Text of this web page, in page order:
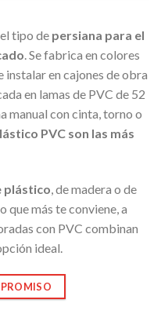
tipo de persiana para el
. Se fabrica en colores
instalar en cajones de obra
en lamas de PVC de 52
manual con cinta, torno o
PVC son las más
plástico, de madera o de
que más te conviene, a
con PVC combinan
ideal.